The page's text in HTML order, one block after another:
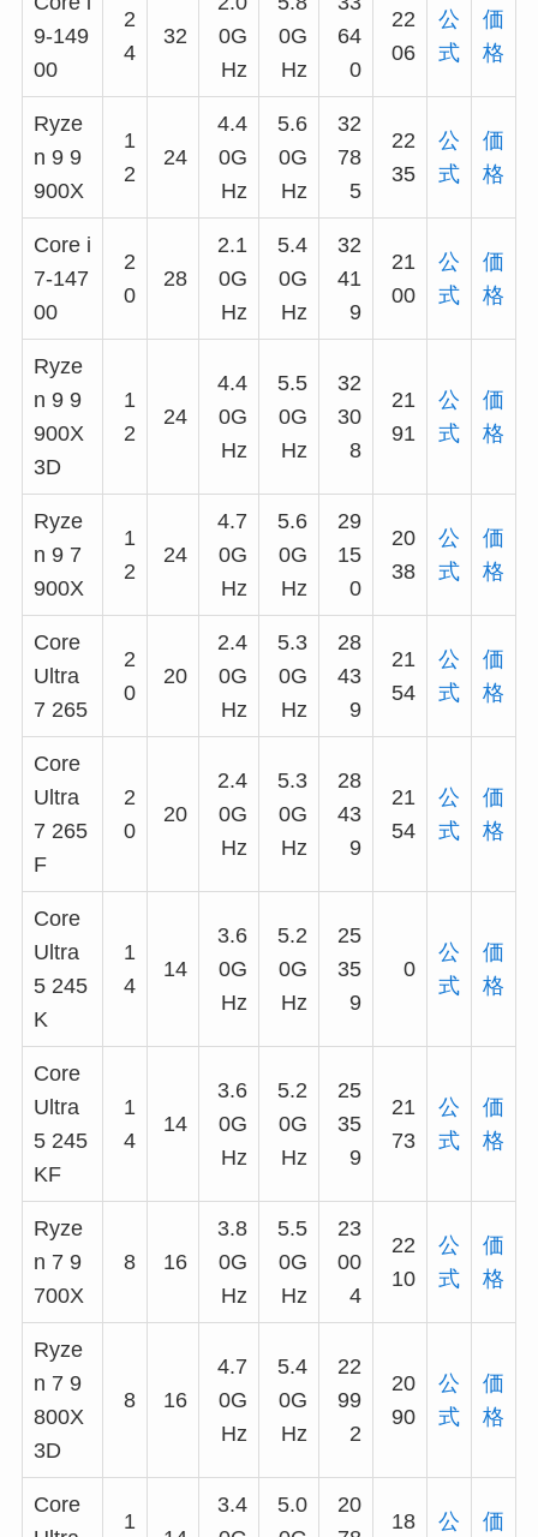
9-149
00
2
4
32
0G
Hz
0G
Hz
64
0
22
06
公
式
価
格
Ryze
n 9 9
900X
1
2
24
4.4
0G
Hz
5.6
0G
Hz
32
78
5
22
35
公
式
価
格
Core i
7-147
00
2
0
28
2.1
0G
Hz
5.4
0G
Hz
32
41
9
21
00
公
式
価
格
Ryze
n 9 9
900X
3D
1
2
24
4.4
0G
Hz
5.5
0G
Hz
32
30
8
21
91
公
式
価
格
Ryze
n 9 7
900X
1
2
24
4.7
0G
Hz
5.6
0G
Hz
29
15
0
20
38
公
式
価
格
Core
Ultra
7 265
2
0
20
2.4
0G
Hz
5.3
0G
Hz
28
43
9
21
54
公
式
価
格
Core
Ultra
7 265
F
2
0
20
2.4
0G
Hz
5.3
0G
Hz
28
43
9
21
54
公
式
価
格
Core
Ultra
5 245
K
1
4
14
3.6
0G
Hz
5.2
0G
Hz
25
35
9
0
公
式
価
格
Core
Ultra
5 245
KF
1
4
14
3.6
0G
Hz
5.2
0G
Hz
25
35
9
21
73
公
式
価
格
Ryze
n 7 9
700X
8 16
3.8
0G
Hz
5.5
0G
Hz
23
00
4
22
10
公
式
価
格
Ryze
n 7 9
800X
3D
8 16
4.7
0G
Hz
5.4
0G
Hz
22
99
2
20
90
公
式
価
格
Core
1
3.4
5.0
20
18 公 価